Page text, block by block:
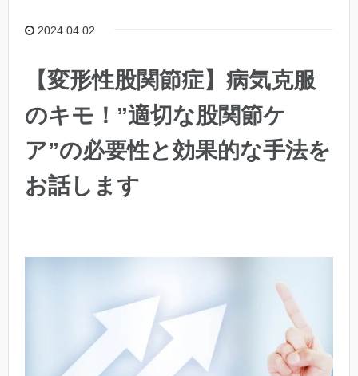
2024.04.02
【変形性股関節症】病気克服
のキモ！”適切な股関節ケ
ア”の必要性と効果的な手法を
お話します